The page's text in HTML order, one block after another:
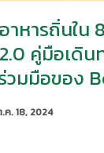
าหารถิ่นใน
คู่มือเดิ
วมมือของ
ค. 18, 2024